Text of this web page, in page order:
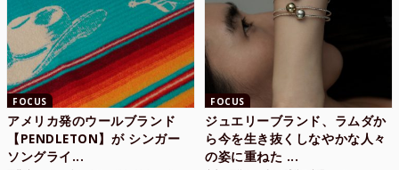
FOCUS
アメリカ発のウールブランド
【PENDLETON】が シンガー
ソングライ...
FOCUS
ジュエリーブランド、ラムダか
ら今を生き抜くしなやかな人々
の姿に重ねた ...